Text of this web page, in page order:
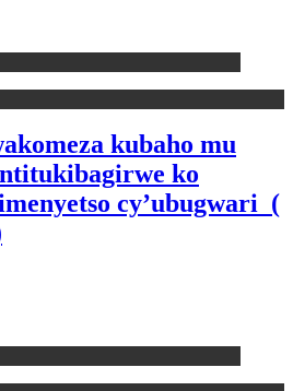
kubaho mu
ko
cy’ubugwari (